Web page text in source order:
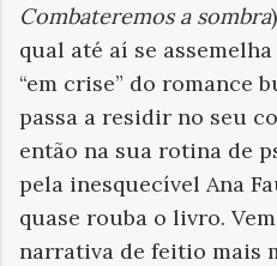
Combateremos a sombra
qual até aí se
“em crise” do romance
passa a residir no seu
então na sua rotina de
pela inesquecível Ana
quase rouba o livro.
narrativa de feitio mais